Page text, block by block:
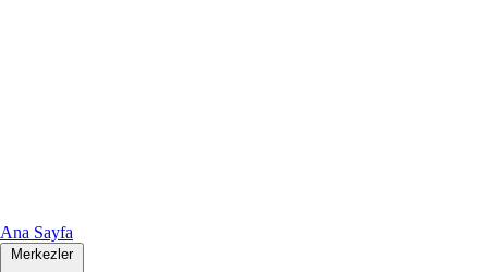
Ana Sayfa
Merkezler